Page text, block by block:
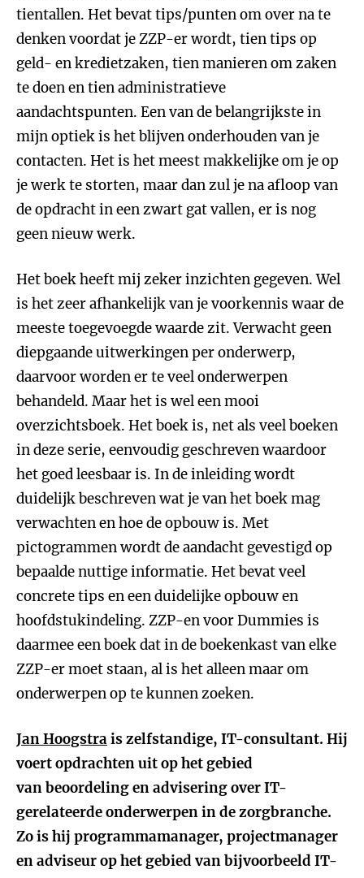
tientallen. Het bevat tips/punten om over na te
denken voordat je ZZP-er wordt, tien tips op
geld- en kredietzaken, tien manieren om zaken
te doen en tien administratieve
aandachtspunten. Een van de belangrijkste in
mijn optiek is het blijven onderhouden van je
contacten. Het is het meest makkelijke om je op
je werk te storten, maar dan zul je na afloop van
de opdracht in een zwart gat vallen, er is nog
geen nieuw werk.
Het boek heeft mij zeker inzichten gegeven. Wel
is het zeer afhankelijk van je voorkennis waar de
meeste toegevoegde waarde zit. Verwacht geen
diepgaande uitwerkingen per onderwerp,
daarvoor worden er te veel onderwerpen
behandeld. Maar het is wel een mooi
overzichtsboek. Het boek is, net als veel boeken
in deze serie, eenvoudig geschreven waardoor
het goed leesbaar is. In de inleiding wordt
duidelijk beschreven wat je van het boek mag
verwachten en hoe de opbouw is. Met
pictogrammen wordt de aandacht gevestigd op
bepaalde nuttige informatie. Het bevat veel
concrete tips en een duidelijke opbouw en
hoofdstukindeling. ZZP-en voor Dummies is
daarmee een boek dat in de boekenkast van elke
ZZP-er moet staan, al is het alleen maar om
onderwerpen op te kunnen zoeken.
Jan Hoogstrais zelfstandige, IT-consultant. Hij
voert opdrachten uit op het gebied
van beoordeling en advisering over IT-
gerelateerde onderwerpen in de zorgbranche.
Zo is hij programmamanager, projectmanager
en adviseur op het gebied van bijvoorbeeld IT-